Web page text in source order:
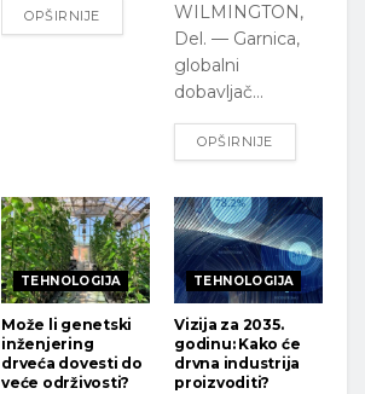
OPŠIRNIJE
WILMINGTON,
Del. — Garnica,
globalni
dobavljač...
OPŠIRNIJE
TEHNOLOGIJA
Može li genetski
inženjering
drveća dovesti do
veće održivosti?
TEHNOLOGIJA
Vizija za 2035.
godinu: Kako će
drvna industrija
proizvoditi?